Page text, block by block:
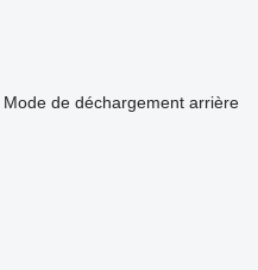
Mode de déchargement arrière